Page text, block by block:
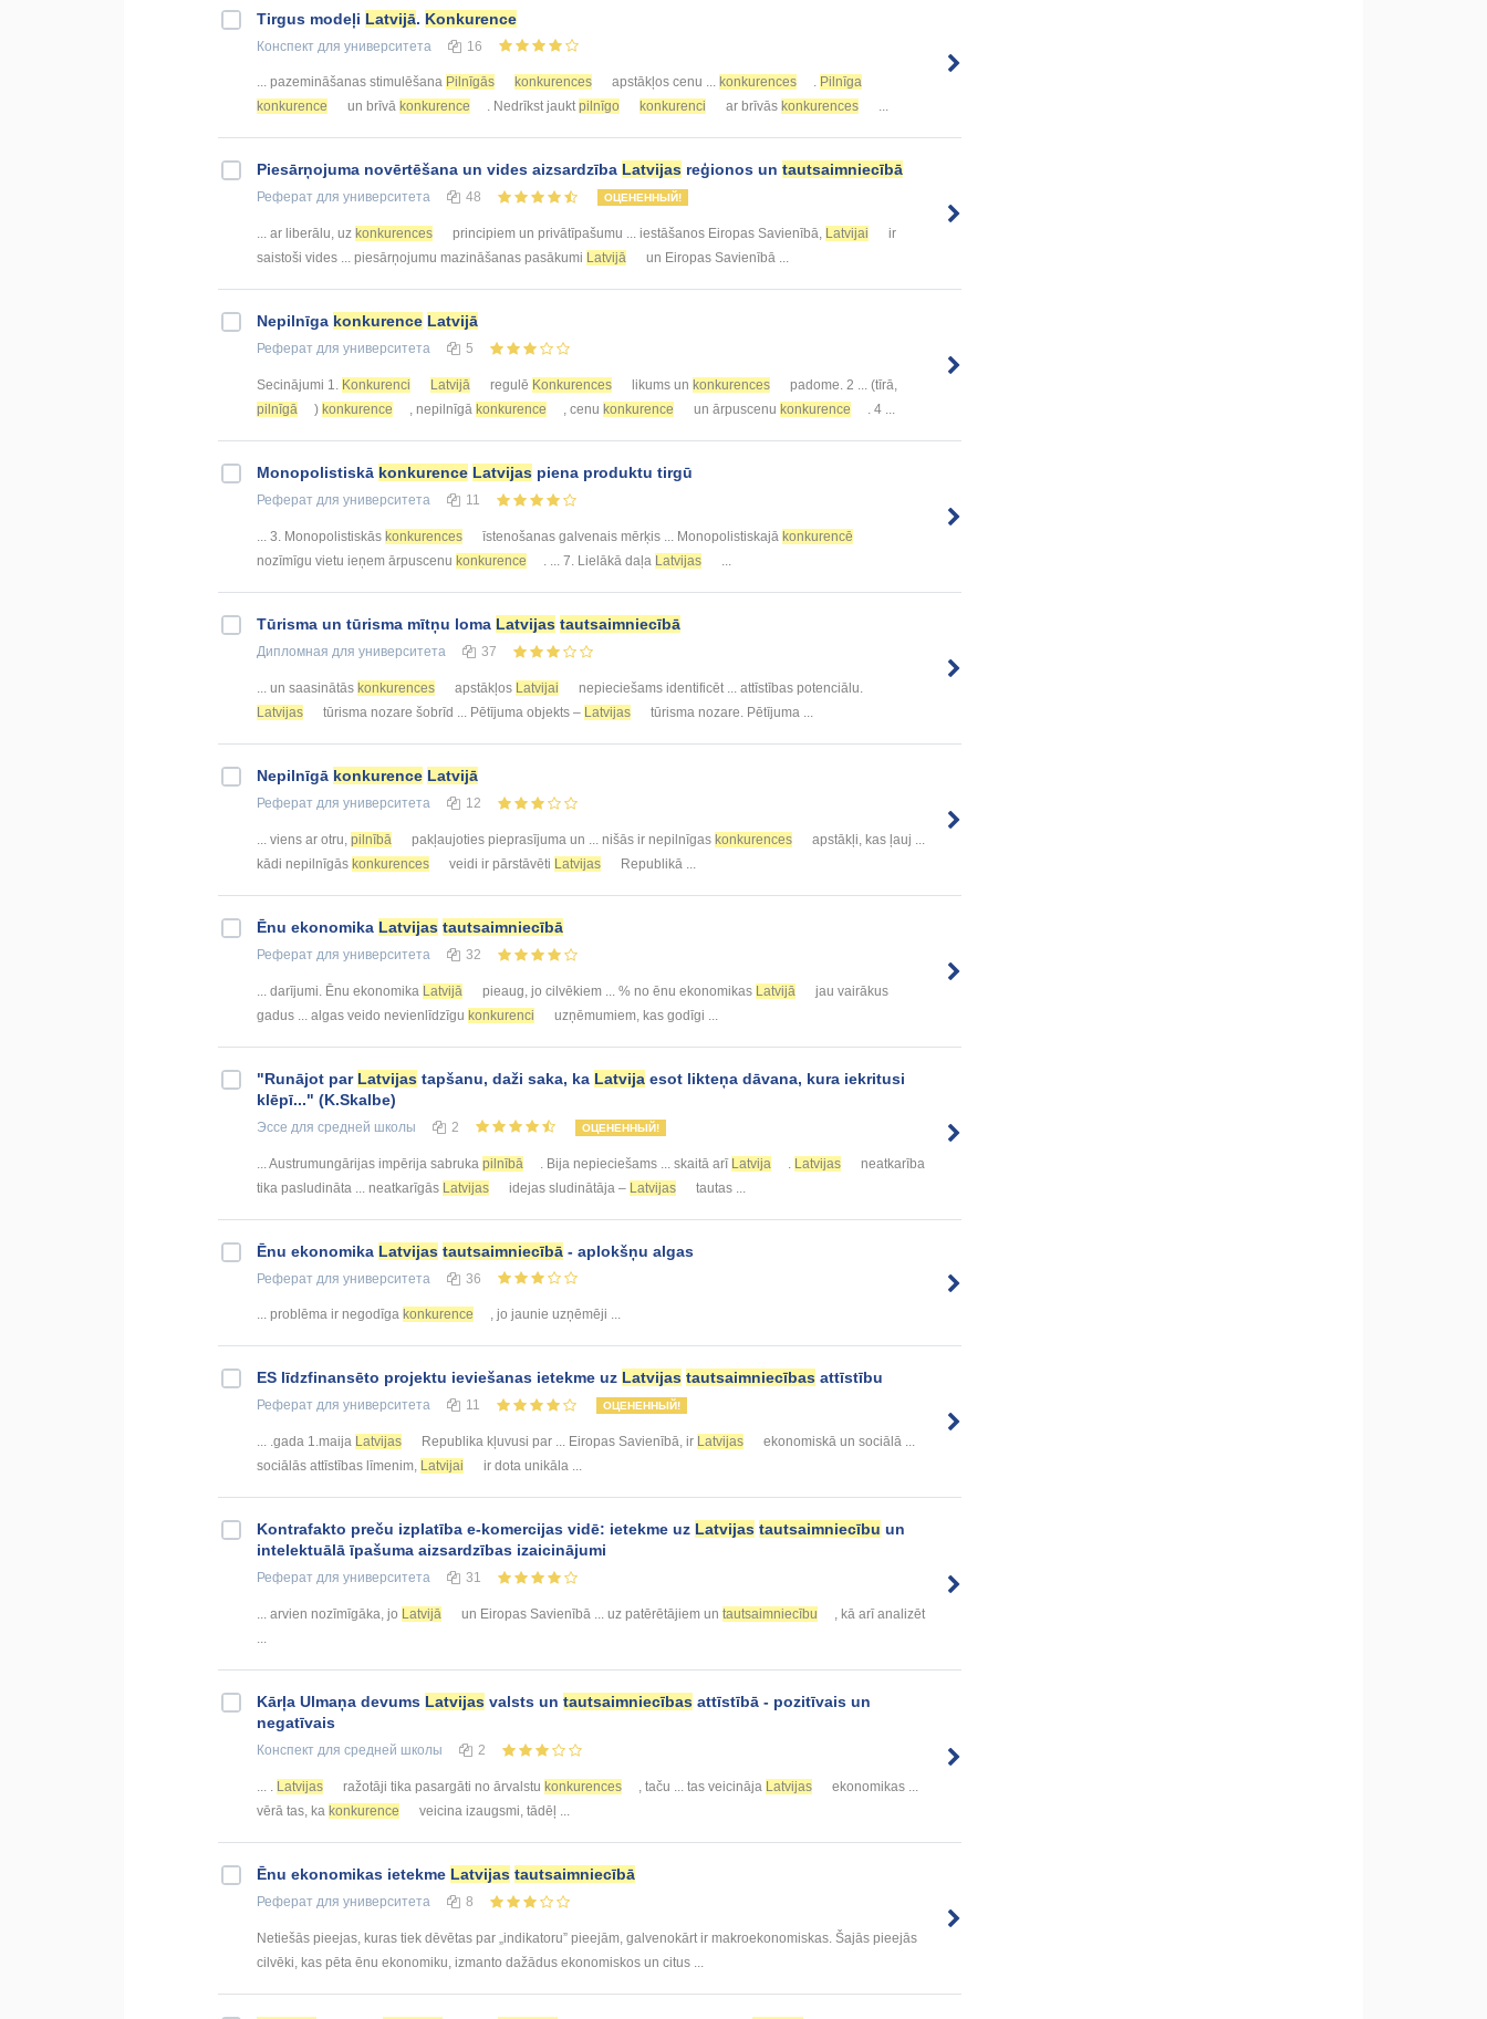
Tirgus modeļi Latvijā. Konkurence
Конспект для университета 16
... pazemināšanas stimulēšana Pilnīgās konkurences apstākļos cenu ... konkurences . Pilnīga
konkurence
un brīvā konkurence . Nedrīkst jauktpilnīgo konkurenci ar brīvās konkurences ...
Piesārņojuma novērtēšana un vides aizsardzība Latvijas reģionos un tautsaimniecībā
Реферат для университета 48 ОЦЕНЕННЫЙ!
... ar liberālu, uz konkurences principiem un privātīpašumu ... iestāšanos Eiropas Savienībā, Latvijai
ir
saistoši vides ... piesārņojumu mazināšanas pasākumi Latvijā un Eiropas Savienībā ...
Nepilnīga konkurence Latvijā
Реферат для университета 5
Secinājumi 1. Konkurenci Latvijā regulē Konkurences likums un konkurences
padome. 2 ... (tīrā,
pilnīgā
) konkurence , nepilnīgā konkurence , cenu konkurence un ārpuscenu konkurence . 4 ...
Monopolistiskā konkurence Latvijas piena produktu tirgū
Реферат для университета 11
... 3. Monopolistiskās konkurences īstenošanas galvenais mērķis ... Monopolistiskajā konkurencē
nozīmīgu vietu ieņem ārpuscenu konkurence . ... 7. Lielākā daļa Latvijas ...
Tūrisma un tūrisma mītņu loma Latvijas tautsaimniecībā
Дипломная для университета 37
... un saasinātās konkurences apstākļos Latvijai
nepieciešams identificēt ... attīstības potenciālu.
Latvijas
tūrisma nozare šobrīd ... Pētījuma objekts – Latvijas tūrisma nozare. Pētījuma ...
Nepilnīgā konkurence Latvijā
Реферат для университета 12
... viens ar otru, pilnībā pakļaujoties pieprasījuma un ... nišās ir nepilnīgas konkurences
apstākļi, kas ļauj ...
kādi nepilnīgās konkurences veidi ir pārstāvēti Latvijas Republikā ...
Ēnu ekonomika Latvijas tautsaimniecībā
Реферат для университета 32
... darījumi. Ēnu ekonomika Latvijā pieaug, jo cilvēkiem ... % no ēnu ekonomikas Latvijā
jau vairākus
gadus ... algas veido nevienlīdzīgu konkurenci uzņēmumiem, kas godīgi ...
"Runājot par Latvijas tapšanu, daži saka, ka Latvija esot likteņa dāvana, kura iekritusi
klēpī..." (K.Skalbe)
Эссе для средней школы 2 ОЦЕНЕННЫЙ!
... Austrumungārijas impērija sabruka pilnībā . Bija nepieciešams ... skaitā arī Latvija Latvijas
neatkarība
tika pasludināta ... neatkarīgās Latvijas idejas sludinātāja – Latvijas tautas ...
Ēnu ekonomika Latvijas tautsaimniecībā - aplokšņu algas
Реферат для университета 36
... problēma ir negodīga konkurence , jo jaunie uzņēmēji ...
ES līdzfinansēto projektu ieviešanas ietekme uz Latvijas tautsaimniecības attīstību
Реферат для университета 11 ОЦЕНЕННЫЙ!
... .gada 1.maija Latvijas Republika kļuvusi par ... Eiropas Savienībā, ir Latvijas
ekonomiskā un sociālā ...
sociālās attīstības līmenim, Latvijai ir dota unikāla ...
Kontrafakto preču izplatība e-komercijas vidē: ietekme uz Latvijas tautsaimniecību un
intelektuālā īpašuma aizsardzības izaicinājumi
Реферат для университета 31
... arvien nozīmīgāka, jo Latvijā un Eiropas Savienībā ... uz patērētājiem un tautsaimniecību
, kā arī analizēt
...
Kārļa Ulmaņa devums Latvijas valsts un tautsaimniecības attīstībā - pozitīvais un
negatīvais
Конспект для средней школы 2
... . Latvijas ražotāji tika pasargāti no ārvalstu konkurences , taču ... tas veicināja Latvijas
ekonomikas ...
vērā tas, ka konkurence veicina izaugsmi, tādēļ ...
Ēnu ekonomikas ietekme Latvijas tautsaimniecībā
Реферат для университета 8
Netiešās pieejas, kuras tiek dēvētas par „indikatoru” pieejām, galvenokārt ir makroekonomiskas. Šajās pieejās
cilvēki, kas pēta ēnu ekonomiku, izmanto dažādus ekonomiskos un citus ...